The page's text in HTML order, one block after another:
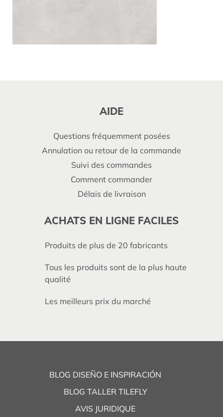
AIDE
Questions fréquemment posées
Annulation ou retour de la commande
Suivi des commandes
Comment commander
Délais de livraison
ACHATS EN LIGNE FACILES
Produits de plus de 20 fabricants
Tous les produits sont de la plus haute
qualité
Les meilleurs prix du marché
BLOG DISEÑO E INSPIRACIÓN
BLOG TALLER TILEFLY
AVIS JURIDIQUE